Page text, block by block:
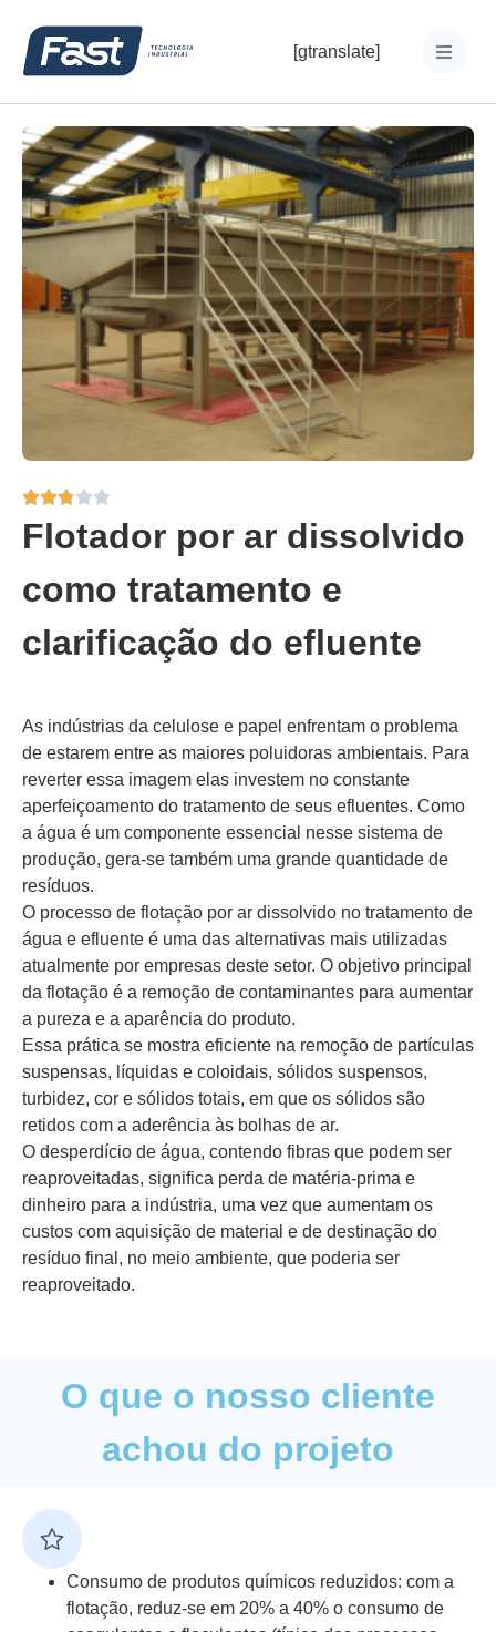
[gtranslate]

Flotador por ar dissolvido
como tratamento e
clarificação do efluente
As indústrias da celulose e papel enfrentam o problema
de estarem entre as maiores poluidoras ambientais. Para
reverter essa imagem elas investem no constante
aperfeiçoamento do tratamento de seus efluentes. Como
a água é um componente essencial nesse sistema de
produção, gera-se também uma grande quantidade de
resíduos.
O processo de flotação por ar dissolvido no tratamento de
água e efluente é uma das alternativas mais utilizadas
atualmente por empresas deste setor. O objetivo principal
da flotação é a remoção de contaminantes para aumentar
a pureza e a aparência do produto.
Essa prática se mostra eficiente na remoção de partículas
suspensas, líquidas e coloidais, sólidos suspensos,
turbidez, cor e sólidos totais, em que os sólidos são
retidos com a aderência às bolhas de ar.
O desperdício de água, contendo fibras que podem ser
reaproveitadas, significa perda de matéria-prima e
dinheiro para a indústria, uma vez que aumentam os
custos com aquisição de material e de destinação do
resíduo final, no meio ambiente, que poderia ser
reaproveitado.
O que o nosso cliente
achou do projeto
Consumo de produtos químicos reduzidos: com a
flotação, reduz-se em 20% a 40% o consumo de